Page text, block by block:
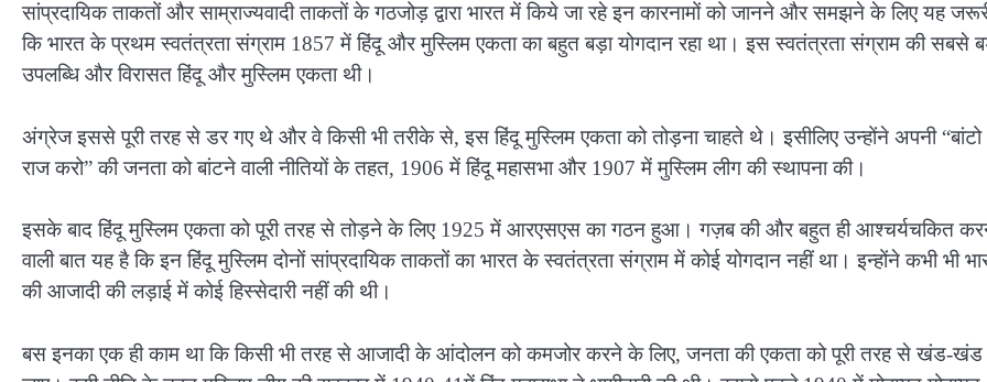
सांप्रदायिक ताकतों और साम्राज्यवादी ताकतों के गठजोड़ द्वारा भारत में किये जा रहे इन कारनामों को जानने और समझने के लिए यह
कि भारत के प्रथम स्वतंत्रता संग्राम 1857 में हिंदू और मुस्लिम एकता का बहुत बड़ा योगदान रहा था। इस स्वतंत्रता संग्राम की सबसे
उपलब्धि और विरासत हिंदू और मुस्लिम एकता थी।
अंग्रेज इससे पूरी तरह से डर गए थे और वे किसी भी तरीके से, इस हिंदू मुस्लिम एकता को तोड़ना चाहते थे। इसीलिए उन्होंने अपनी
राज करो” की जनता को बांटने वाली नीतियों के तहत, 1906 में हिंदू महासभा और 1907 में मुस्लिम लीग की स्थापना की।
इसके बाद हिंदू मुस्लिम एकता को पूरी तरह से तोड़ने के लिए 1925 में आरएसएस का गठन हुआ। गज़ब की और बहुत ही आश्चर्यचकित
वाली बात यह है कि इन हिंदू मुस्लिम दोनों सांप्रदायिक ताकतों का भारत के स्वतंत्रता संग्राम में कोई योगदान नहीं था। इन्होंने कभी भी
की आजादी की लड़ाई में कोई हिस्सेदारी नहीं की थी।
बस इनका एक ही काम था कि किसी भी तरह से आजादी के आंदोलन को कमजोर करने के लिए, जनता की एकता को पूरी तरह से खंड-खंड